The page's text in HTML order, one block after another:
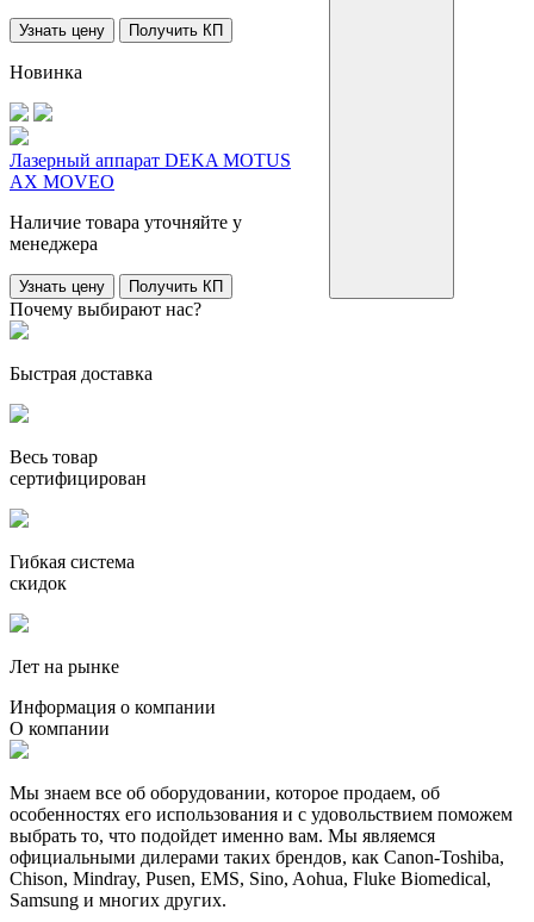
Узнать цену Получить КП
Новинка
Лазерный аппарат DEKA MOTUS
AX MOVEO
Наличие товара уточняйте у
менеджера
Узнать цену Получить КП
Почему выбирают нас?
Быстрая доставка
Весь товар
сертифицирован
Гибкая система
скидок
Лет на рынке
Информация о компании
О компании
Мы знаем все об оборудовании, которое продаем, об
особенностях его использования и с удовольствием поможем
выбрать то, что подойдет именно вам. Мы являемся
официальными дилерами таких брендов, как Canon-Toshiba,
Chison, Mindray, Pusen, EMS, Sino, Aohua, Fluke Biomedical,
Samsung и многих других.